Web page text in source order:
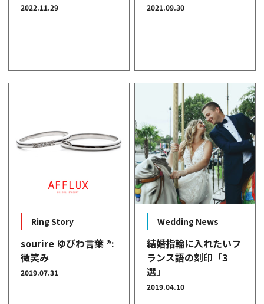
2022.11.29 2021.09.30
Ring Story
sourire ゆびわ言葉 ®:
微笑み
2019.07.31
Wedding News
結婚指輪に入れたいフ
ランス語の刻印「3
選」
2019.04.10